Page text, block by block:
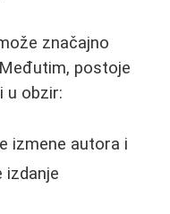
značajno
postoje
u obzir:
izmene autora i
izdanje